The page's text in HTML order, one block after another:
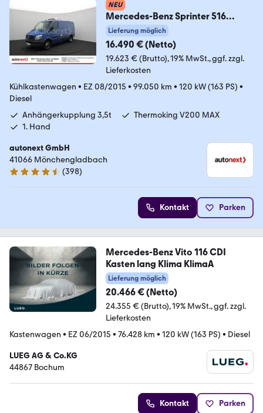
NEU
Mercedes-Benz Sprinter 516
*ThermoKing V200-MAX -20°
Tief*
Lieferung möglich
16.490 € (Netto)
19.623 € (Brutto) 19% MwSt. ggf. zzgl.
Lieferkosten
Kühlkastenwagen • EZ 08/2015 • 99.050 km • 120 kW (163 PS) •
Diesel
Anhängerkupplung 3,5t
Thermoking V200 MAX
1. Hand
autonext GmbH
41066 Mönchengladbach
4.7 Sterne
(398)
Kontakt Parken
Mercedes-Benz Vito 116 CDI
Kasten lang Klima KlimaA
Lieferung möglich
20.466 € (Netto)
24.355 € (Brutto) 19% MwSt. ggf. zzgl.
Lieferkosten
Kastenwagen • EZ 06/2015 • 76.428 km • 120 kW (163 PS) • Diesel
LUEG AG & Co.KG
44867 Bochum
Kontakt Parken